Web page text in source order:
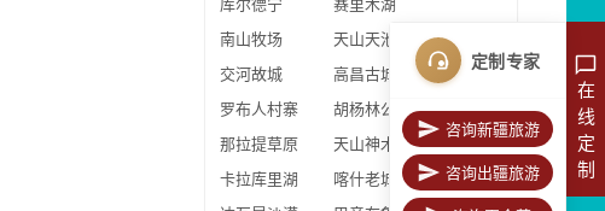
库尔德宁
赛里木湖
南山牧场
天山天池
交河故城
高昌古城
罗布人村寨
胡杨林公园
那拉提草原
天山神木园
卡拉库里湖
喀什老城区
在
线
定
制
定制专家
咨询新疆旅游
咨询出疆旅游